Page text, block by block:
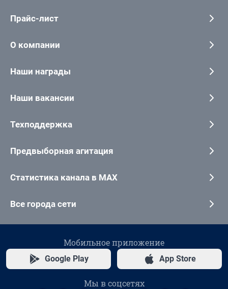
Прайс-лист
О компании
Наши награды
Наши вакансии
Техподдержка
Предвыборная агитация
Статистика канала в MAX
Все города сети
Мобильное приложение
Google Play App Store
Мы в соцсетях